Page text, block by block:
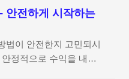
습니다.▶ ETF의 주요
구매하면 여러 종목
자..
산 투자 효과를 누릴
래되지만, 여러 자산을
리스크를 낮출 수 있습
군에 투자할 수 있는
택지입니다. 1. 10만 원
안전하게 시작하는
법이 안전한지 고민되시
정적으로 수익을 내는